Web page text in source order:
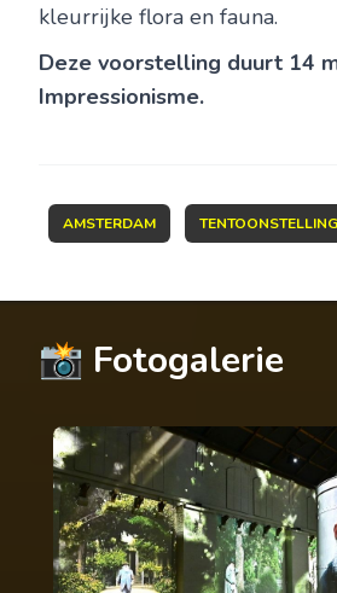
kleurrijke flora en fauna.
Deze voorstelling duurt 14
Impressionisme.
AMSTERDAM
📸 Fotogalerie